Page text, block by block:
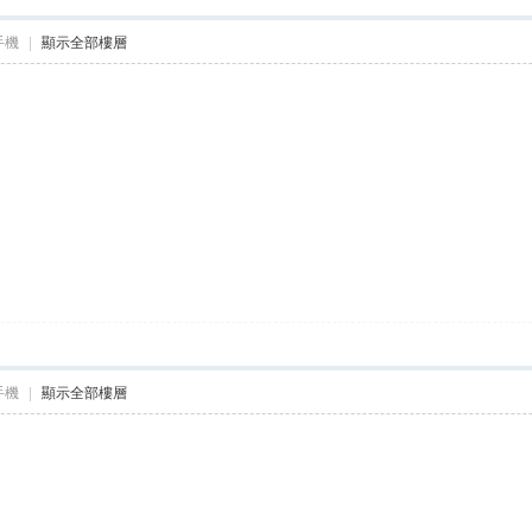
機 顯示全部樓層
機 顯示全部樓層